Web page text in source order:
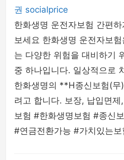
권 socialprice
한화생명 운전자보험 간편
보세요 한화생명 운전자보
는 다양한 위험을 대비하기
중 하나입니다. 일상적으로
한화생명의 **H종신보험(
려고 합니다. 보장, 납입면
보험 #한화생명보험 #종신
#연금전환가능 #가치있는